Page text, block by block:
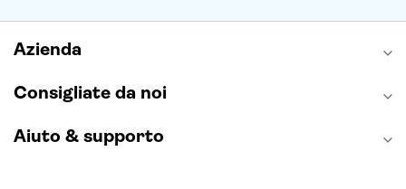
Azienda
Consigliate da noi
Aiuto & supporto